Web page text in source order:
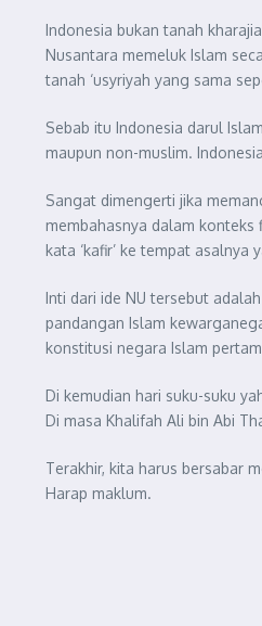
Indonesia bukan tanah
Nusantara memeluk Islam
tanah ‘usyriyah yang sama
Sebab itu Indonesia darul
maupun non-muslim.
Sangat dimengerti jika
membahasnya dalam konteks
kata ‘kafir’ ke tempat
Inti dari ide NU tersebut
pandangan Islam
konstitusi negara Islam
Di kemudian hari suku-suku
Di masa Khalifah Ali bin Abi
Terakhir, kita harus bersabar
Harap maklum.